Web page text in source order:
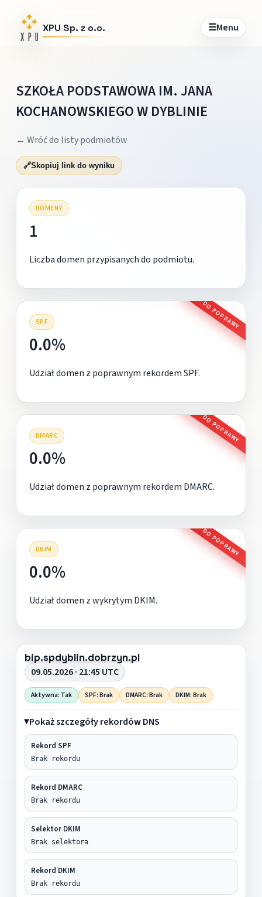
XPU Sp. z o.o. ☰Menu
SZKOŁA PODSTAWOWA IM. JANA
KOCHANOWSKIEGO W DYBLINIE
← Wróć do listy podmiotów
🔗Skopiuj link do wyniku
DOMENY
1
Liczba domen przypisanych do podmiotu.
SPF DO POPRAWY
0.0%
Udział domen z poprawnym rekordem SPF.
DMARC DO POPRAWY
0.0%
Udział domen z poprawnym rekordem DMARC.
DKIM DO POPRAWY
0.0%
Udział domen z wykrytym DKIM.
bip.spdyblin.dobrzyn.pl
09.05.2026 · 21:45 UTC
Aktywna: Tak SPF: Brak DMARC: Brak DKIM: Brak
Pokaż szczegóły rekordów DNS
Rekord SPF
Brak rekordu
Rekord DMARC
Brak rekordu
Selektor DKIM
Brak selektora
Rekord DKIM
Brak rekordu